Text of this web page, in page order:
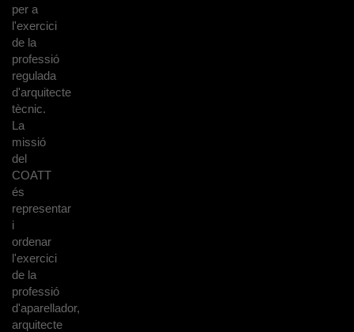
per a
l'exercici
de la
professió
regulada
d'arquitecte
tècnic.
La
missió
del
COATT
és
representar
i
ordenar
l'exercici
de la
professió
d'aparellador,
arquitecte